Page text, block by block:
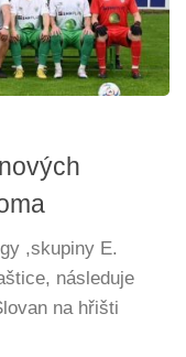
,skupiny E.
následuje
na hřišti